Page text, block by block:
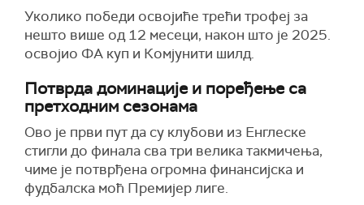
Уколико победи освојиће трећи трофеј за
нешто више од 12 месеци, након што је 2025.
освојио ФА куп и Комјунити шилд.
Потврда доминације и поређење са
претходним сезонама
Ово је први пут да су клубови из Енглеске
стигли до финала сва три велика такмичења,
чиме је потврђена огромна финансијска и
фудбалска моћ Премијер лиге.